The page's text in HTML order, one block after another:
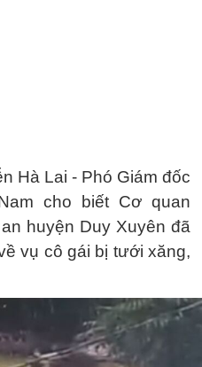
Hà Lai - Phó Giám đốc
cho biết Cơ quan
huyện Duy Xuyên đã
vụ cô gái bị tưới xăng,